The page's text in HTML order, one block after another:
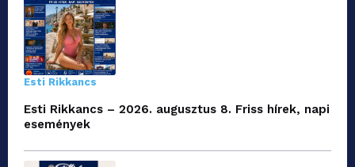
Esti Rikkancs
Esti Rikkancs – 2026. augusztus 8. Friss hírek, napi
események